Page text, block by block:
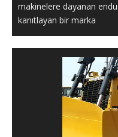
makinelere dayanan
kanıtlayan bir marka